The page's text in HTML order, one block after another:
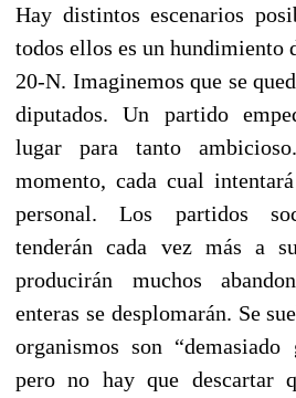
Hay distintos escenarios
todos ellos es un hundimiento
20-N. Imaginemos que se
diputados. Un partido
lugar para tanto
momento, cada cual
personal. Los partidos
tenderán cada vez más a
producirán muchos
enteras se desplomarán. Se
organismos son “demasiado
pero no hay que descartar